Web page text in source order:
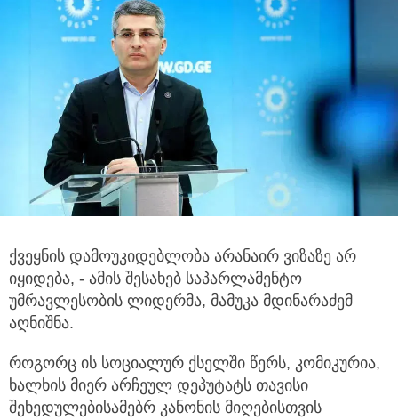
ქვეყნის დამოუკიდებლობა არანაირ ვიზაზე არ
იყიდება, - ამის შესახებ საპარლამენტო
უმრავლესობის ლიდერმა, მამუკა მდინარაძემ
აღნიშნა.
როგორც ის სოციალურ ქსელში წერს, კომიკურია,
ხალხის მიერ არჩეულ დეპუტატს თავისი
შეხედულებისამებრ კანონის მიღებისთვის